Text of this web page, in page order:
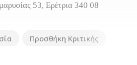
53, Ερέτρια 340 08
Προσθήκη Κριτικής